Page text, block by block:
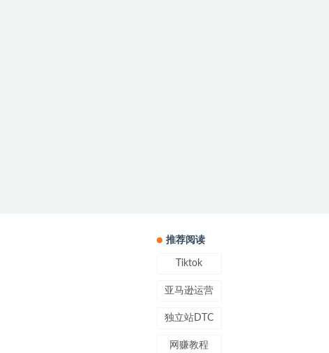
推荐阅读
Tiktok
亚马逊运营
独立站DTC
网赚教程